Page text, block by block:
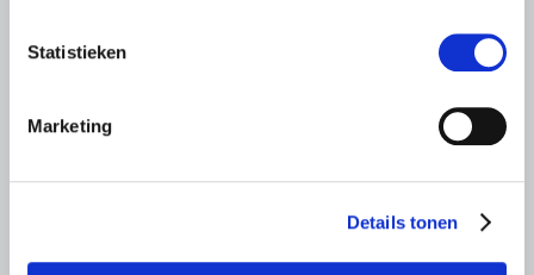
Statistieken
Marketing
Details tonen